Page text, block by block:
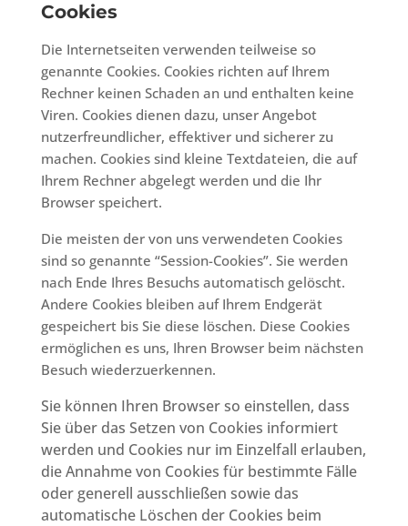
Cookies
Die Internetseiten verwenden teilweise so
genannte Cookies. Cookies richten auf Ihrem
Rechner keinen Schaden an und enthalten keine
Viren. Cookies dienen dazu, unser Angebot
nutzerfreundlicher, effektiver und sicherer zu
machen. Cookies sind kleine Textdateien, die auf
Ihrem Rechner abgelegt werden und die Ihr
Browser speichert.
Die meisten der von uns verwendeten Cookies
sind so genannte “Session-Cookies”. Sie werden
nach Ende Ihres Besuchs automatisch gelöscht.
Andere Cookies bleiben auf Ihrem Endgerät
gespeichert bis Sie diese löschen. Diese Cookies
ermöglichen es uns, Ihren Browser beim nächsten
Besuch wiederzuerkennen.
Sie können Ihren Browser so einstellen, dass
Sie über das Setzen von Cookies informiert
werden und Cookies nur im Einzelfall erlauben,
die Annahme von Cookies für bestimmte Fälle
oder generell ausschließen sowie das
automatische Löschen der Cookies beim